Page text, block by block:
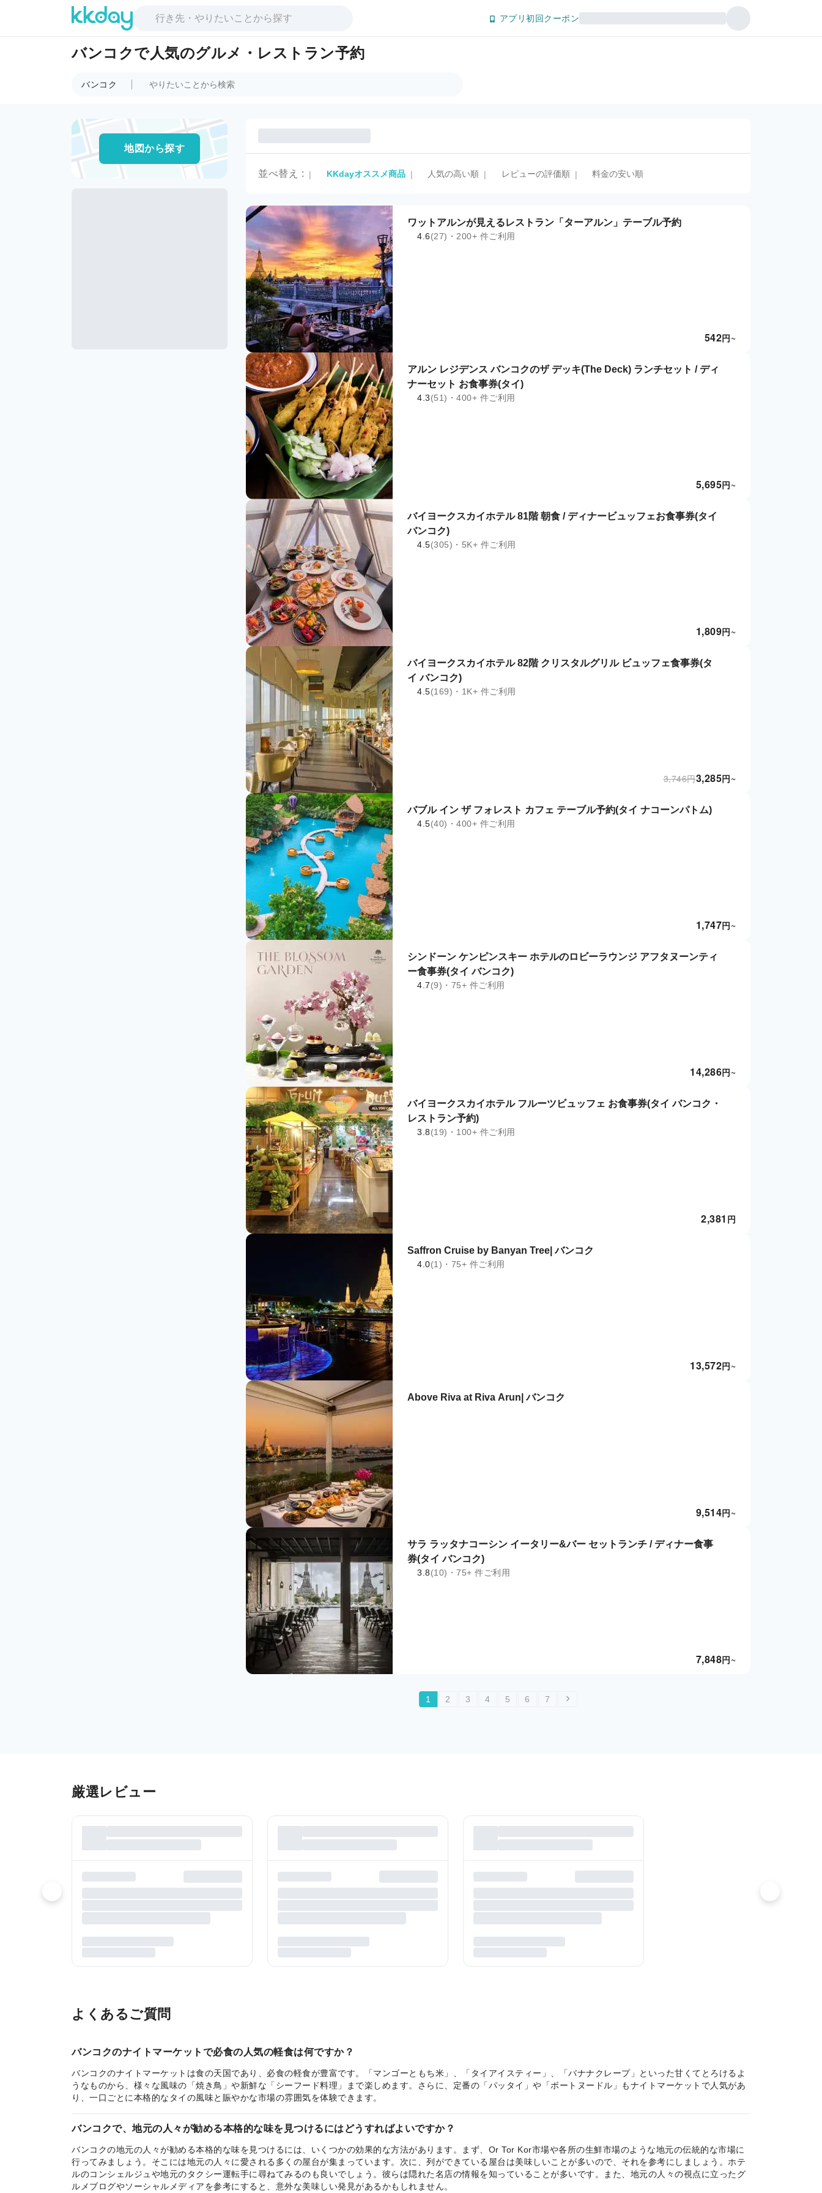
アプリ初回クーポン
バンコクで人気のグルメ・レストラン予約
バンコク
地図から探す
並べ替え : | KKdayオススメ商品 | 人気の高い順 | レビューの評価順 | 料金の安い順
ワットアルンが見えるレストラン「ターアルン」テーブル予約
4.6(27)・200+ 件ご利用
円
542 ~
アルン レジデンス バンコクのザ デッキ(The Deck) ランチセット / ディ
ナーセット お食事券(タイ)
4.3(51)・400+ 件ご利用
円
5,695 ~
バイヨークスカイホテル 81階 朝食 / ディナービュッフェお食事券(タイ
バンコク)
4.5(305)・5K+ 件ご利用
円
1,809 ~
バイヨークスカイホテル 82階 クリスタルグリル ビュッフェ食事券(タ
イ バンコク)
4.5(169)・1K+ 件ご利用
円
3,285 ~
円
3,746
バブル イン ザ フォレスト カフェ テーブル予約(タイ ナコーンパトム)
4.5(40)・400+ 件ご利用
円
1,747 ~
シンドーン ケンピンスキー ホテルのロビーラウンジ アフタヌーンティ
ー食事券(タイ バンコク)
4.7(9)・75+ 件ご利用
円
14,286 ~
バイヨークスカイホテル フルーツビュッフェ お食事券(タイ バンコク・
レストラン予約)
3.8(19)・100+ 件ご利用
円
2,381
Saffron Cruise by Banyan Tree| バンコク
4.0(1)・75+ 件ご利用
円
13,572 ~
Above Riva at Riva Arun| バンコク
円
9,514 ~
サラ ラッタナコーシン イータリー&バー セットランチ / ディナー食事
券(タイ バンコク)
3.8(10)・75+ 件ご利用
円
7,848 ~
1 2 3 4 5 6 7
厳選レビュー
よくあるご質問
バンコクのナイトマーケットで必食の人気の軽食は何ですか？
バンコクのナイトマーケットは食の天国であり、必食の軽食が豊富です。「マンゴーともち米」、「タイアイスティー」、「バナナクレープ」といった甘くてとろけるよ
うなものから、様々な風味の「焼き鳥」や新鮮な「シーフード料理」まで楽しめます。さらに、定番の「パッタイ」や「ボートヌードル」もナイトマーケットで人気があ
り、一口ごとに本格的なタイの風味と賑やかな市場の雰囲気を体験できます。
バンコクで、地元の人々が勧める本格的な味を見つけるにはどうすればよいですか？
バンコクの地元の人々が勧める本格的な味を見つけるには、いくつかの効果的な方法があります。まず、Or Tor Kor市場や各所の生鮮市場のような地元の伝統的な市場に
行ってみましょう。そこには地元の人々に愛される多くの屋台が集まっています。次に、列ができている屋台は美味しいことが多いので、それを参考にしましょう。ホテ
ルのコンシェルジュや地元のタクシー運転手に尋ねてみるのも良いでしょう。彼らは隠れた名店の情報を知っていることが多いです。また、地元の人々の視点に立ったグ
ルメブログやソーシャルメディアを参考にすると、意外な美味しい発見があるかもしれません。